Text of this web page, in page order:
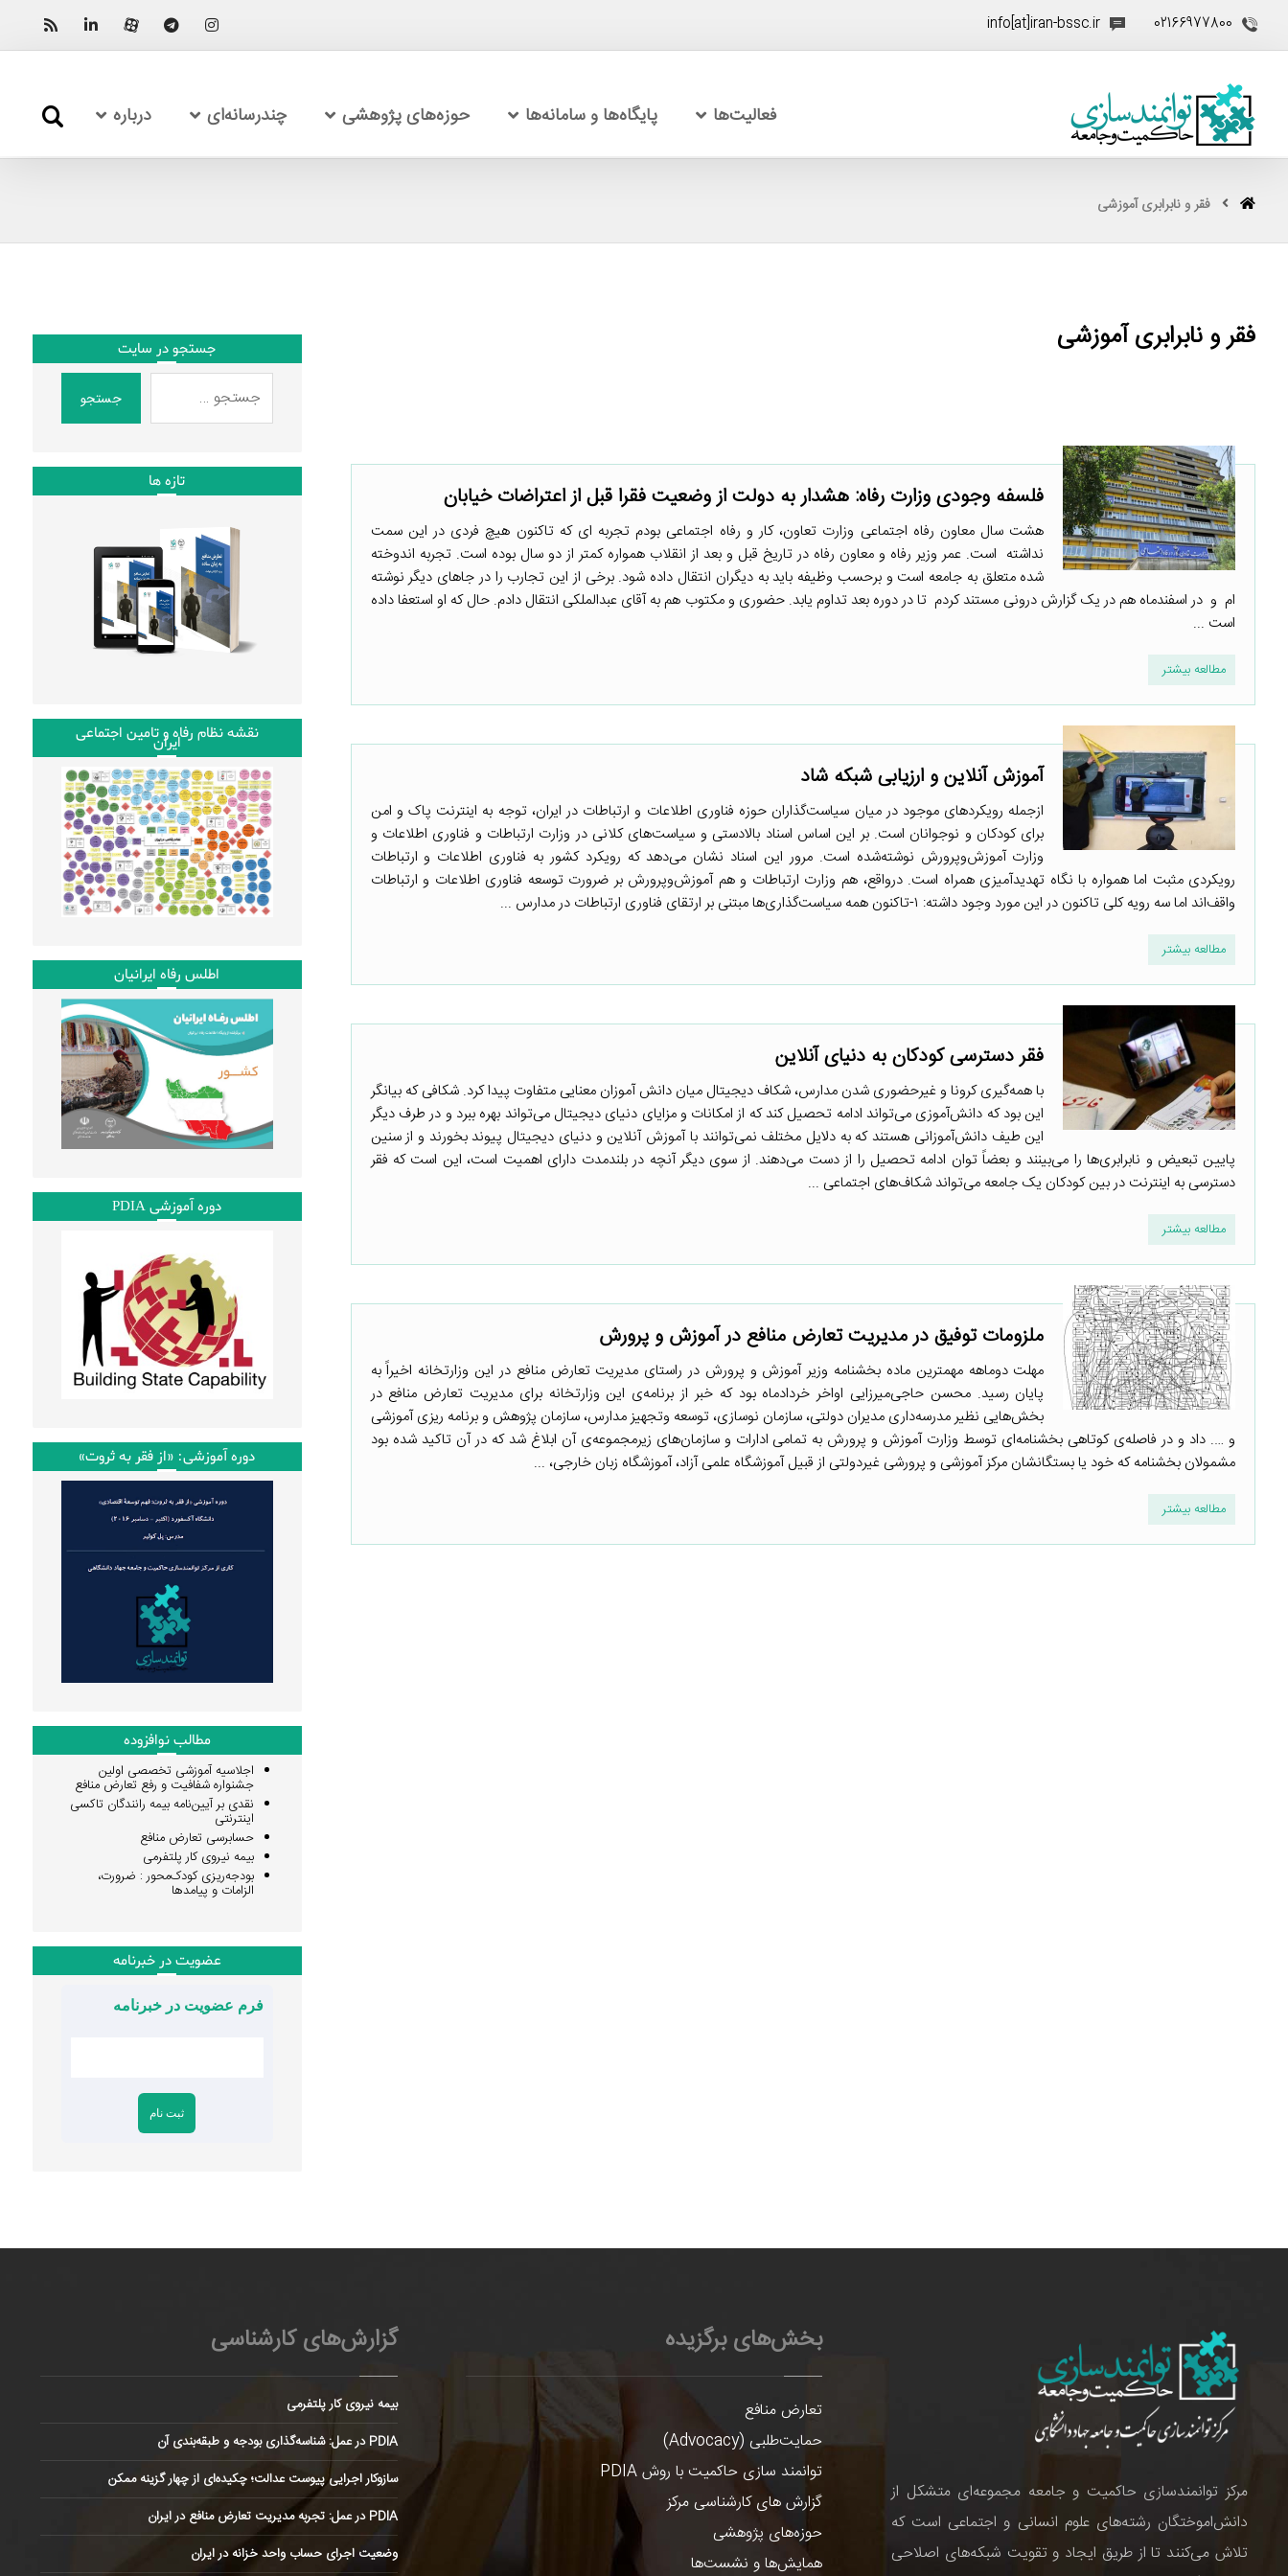
02166977800
info[at]iran-bssc.ir
فعالیت‌ها پایگاه‌ها و سامانه‌ها حوزه‌های پژوهشی چندرسانه‌ای درباره
فقر و نابرابری آموزشی
فقر و نابرابری آموزشی
فلسفه وجودی وزارت رفاه: هشدار به دولت‌ از وضعیت فقرا قبل از اعتراضات خیابان
هشت سال معاون رفاه اجتماعی وزارت تعاون، کار و رفاه اجتماعی بودم تجربه ای که تاکنون هیچ فردی در این سمت
نداشته است. عمر وزیر رفاه و معاون رفاه در تاریخ قبل و بعد از انقلاب همواره کمتر از دو سال بوده است. تجربه اندوخته
شده متعلق به جامعه است و برحسب وظیفه باید به دیگران انتقال داده شود. برخی از این تجارب را در جاهای دیگر نوشته
ام و در اسفندماه هم در یک گزارش درونی مستند کردم تا در دوره بعد تداوم یابد. حضوری و مکتوب هم به آقای عبدالملکی انتقال دادم. حال که او استعفا داده
است ...
مطالعه بیشتر
آموزش آنلاین و ارزیابی شبکه شاد
ازجمله رویکردهای موجود در میان سیاست‌گذاران حوزه فناوری اطلاعات و ارتباطات در ایران، توجه به اینترنت پاک و امن
برای کودکان و نوجوانان است. بر این اساس اسناد بالادستی و سیاست‌های کلانی در وزارت ارتباطات و فناوری اطلاعات و
وزارت آموزش‌وپرورش نوشته‌شده است. مرور این اسناد نشان می‌دهد که رویکرد کشور به فناوری اطلاعات و ارتباطات
رویکردی مثبت اما همواره با نگاه تهدیدآمیزی همراه است. درواقع، هم وزارت ارتباطات و هم آموزش‌وپرورش بر ضرورت توسعه فناوری اطلاعات و ارتباطات
واقف‌اند اما سه رویه کلی تاکنون در این مورد وجود داشته: ۱-تاکنون همه سیاست‌گذاری‌ها مبتنی بر ارتقای فناوری ارتباطات در مدارس ...
مطالعه بیشتر
فقر دسترسی کودکان به دنیای آنلاین
با همه‌گیری کرونا و غیرحضوری شدن مدارس، شکاف دیجیتال میان دانش آموزان معنایی متفاوت پیدا کرد. شکافی که بیانگر
این بود که دانش‌آموزی می‌تواند ادامه تحصیل کند که از امکانات و مزایای دنیای دیجیتال می‌تواند بهره ببرد و در طرف دیگر
این طیف دانش‌آموزانی هستند که به دلایل مختلف نمی‌توانند با آموزش آنلاین و دنیای دیجیتال پیوند بخورند و از سنین
پایین تبعیض و نابرابری‌ها را می‌بینند و بعضاً توان ادامه تحصیل را از دست می‌دهند. از سوی دیگر آنچه در بلندمدت دارای اهمیت است، این است که فقر
دسترسی به اینترنت در بین کودکان یک جامعه می‌تواند شکاف‌های اجتماعی ...
مطالعه بیشتر
ملزومات توفیق در مدیریت تعارض منافع در آموزش و پرورش
مهلت دوماهه مهمترین ماده بخشنامه وزیر آموزش و پرورش در راستای مدیریت تعارض منافع در این وزارتخانه اخیراً به
پایان رسید. محسن حاجی‌میرزایی اواخر خردادماه بود که خبر از برنامه‌ی این وزارتخانه برای مدیریت تعارض منافع در
بخش‌هایی نظیر مدرسه‌داری مدیران دولتی، سازمان نوسازی، توسعه وتجهیز مدارس، سازمان پژوهش و برنامه ریزی آموزشی
و …. داد و در فاصله‌ی کوتاهی بخشنامه‌ای توسط وزارت آموزش و پرورش به تمامی ادارات و سازمان‌های زیرمجموعه‌ی آن ابلاغ شد که در آن تاکید شده بود
مشمولان بخشنامه که خود یا بستگانشان مرکز آموزشی و پرورشی غیردولتی از قبیل آموزشگاه علمی آزاد، آموزشگاه زبان خارجی، ...
مطالعه بیشتر
جستجو در سایت
جستجو
تازه ها
نقشه نظام رفاه و تامین اجتماعی
ایران
اطلس رفاه ایرانیان
دوره آموزشی PDIA
دوره آموزشی: «از فقر به ثروت»
مطالب نوافزوده
اجلاسیه آموزشی تخصصی اولین
جشنواره شفافیت و رفع تعارض منافع
نقدی بر آیین‌نامه بیمه رانندگان تاکسی
اینترنتی
حسابرسی تعارض منافع
بیمه نیروی کار پلتفرمی
بودجه‌ریزی کودک‌محور : ضرورت،
الزامات و پیامدها
عضویت در خبرنامه
فرم عضویت در خبرنامه
مرکز توانمندسازی حاکمیت و جامعه مجموعه‌ای متشکل از
دانش‌اموختگان رشته‌های علوم انسانی و اجتماعی است که
تلاش می‌کنند تا از طریق ایجاد و تقویت شبکه‌های اصلاحی
بخش‌های برگزیده
تعارض منافع
حمایت‌طلبی (Advocacy)
توانمند سازی حاکمیت با روش PDIA
گزارش های کارشناسی مرکز
حوزه‌های پژوهشی
همایش‌ها و نشست‌ها
گزارش‌های کارشناسی
بیمه نیروی کار پلتفرمی
PDIA در عمل: شناسه‌گذاری بودجه و طبقه‌بندی آن
سازوکار اجرایی پیوست عدالت؛ چکیده‌ای از چهار گزینه ممکن
PDIA در عمل: تجربه مدیریت تعارض منافع در ایران
وضعیت اجرای حساب واحد خزانه در ایران